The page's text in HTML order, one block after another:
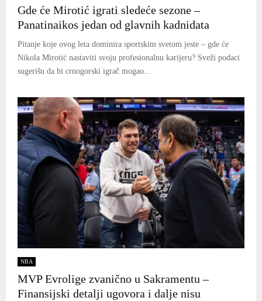
Gde će Mirotić igrati sledeće sezone –
Panatinaikos jedan od glavnih kadnidata
Pitanje koje ovog leta dominira sportskim svetom jeste – gde će
Nikola Mirotić nastaviti svoju profesionalnu karijeru? Sveži podaci
sugerišu da bi crnogorski igrač mogao...
NBA
MVP Evrolige zvanično u Sakramentu –
Finansijski detalji ugovora i dalje nisu